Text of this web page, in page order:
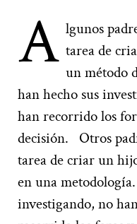
A lgunos
tarea de
un método
hanhecho sus
han recorrido los
decisión.
Otros
tarea de criar un
en una
investigando, no